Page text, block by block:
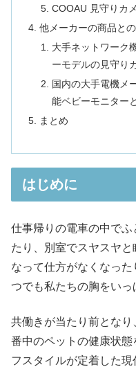
COOAU 見守りカ
他メーカーの商品と
大手ネットワーク
ーモデルの見守り
国内の大手電機メ
能ベビーモニター
まとめ
はじめに
仕事帰りの電車の中で
たり、別室でスヤスヤ
なって仕方がなくなっ
つでも私たちの胸をいっ
共働きが当たり前とな
番中のペットの健康状
フスタイルが定着した